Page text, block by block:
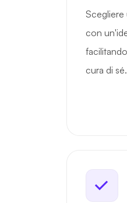
Scegliere
con
cura di sé.